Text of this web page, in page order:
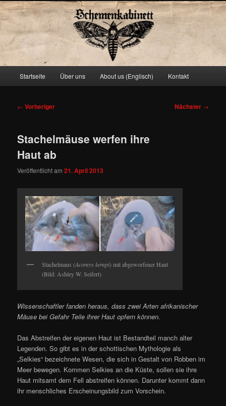
Schemenkabinett
Zum
springen
Startseite Über uns About us (Englisch) Kontakt
Beitragsnavigation
← Vorheriger Nächster →
Stachelmäuse werfen ihre
Haut ab
Veröffentlicht am21. April 2013
Stachelmaus (Acomys kempi) mit abgeworfener Haut
(Bild: Ashley W. Seifert)
Wissenschaftler fanden heraus, dass zwei Arten afrikanischer
Mäuse bei Gefahr Teile ihrer Haut opfern können.
Das Abstreifen der eigenen Haut ist Bestandteil manch alter
Legenden. So gibt es in der schottischen Mythologie als
„Selkies“ bezeichnete Wesen, die sich in Gestalt von Robben im
Meer bewegen. Kommen Selkies an die Küste, sollen sie ihre
Haut mitsamt dem Fell abstreifen können. Darunter kommt dann
ihr menschliches Erscheinungsbild zum Vorschein.